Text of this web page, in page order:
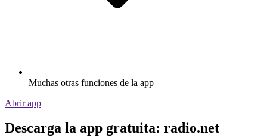
Muchas otras funciones de la app
Abrir app
Descarga la app gratuita: radio.net